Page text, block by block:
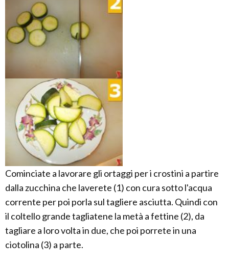
Cominciate a lavorare gli ortaggi per i crostini a partire
dalla zucchina che laverete (1) con cura sotto l'acqua
corrente per poi porla sul tagliere asciutta. Quindi con
il coltello grande tagliatene la metà a fettine (2), da
tagliare a loro volta in due, che poi porrete in una
ciotolina (3) a parte.